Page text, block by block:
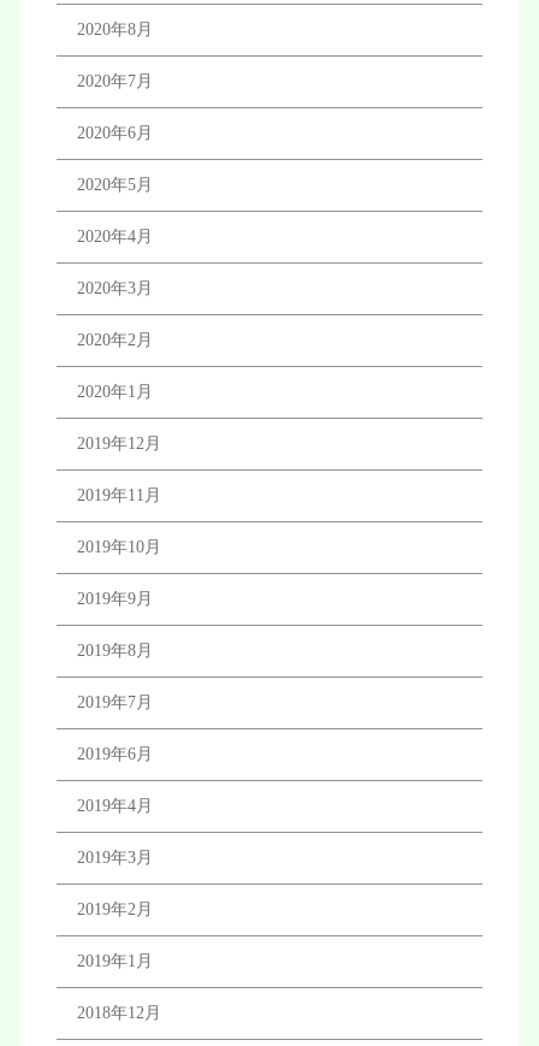
2020年8月
2020年7月
2020年6月
2020年5月
2020年4月
2020年3月
2020年2月
2020年1月
2019年12月
2019年11月
2019年10月
2019年9月
2019年8月
2019年7月
2019年6月
2019年4月
2019年3月
2019年2月
2019年1月
2018年12月